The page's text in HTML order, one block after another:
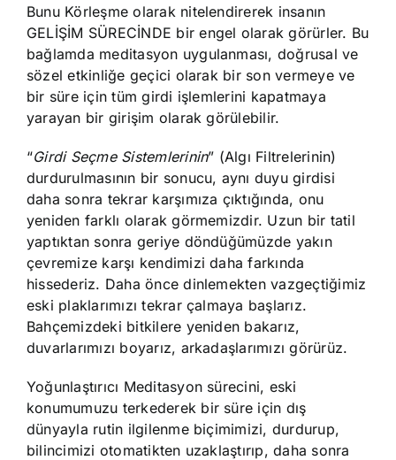
Bunu Körleşme olarak nitelendirerek insanın
GELİŞİM SÜRECİNDE bir engel olarak görürler. Bu
bağlamda meditasyon uygulanması, doğrusal ve
sözel etkinliğe geçici olarak bir son vermeye ve
bir süre için tüm girdi işlemlerini kapatmaya
yarayan bir girişim olarak görülebilir.
“Girdi Seçme Sistemlerinin” (Algı Filtrelerinin)
durdurulmasının bir sonucu, aynı duyu girdisi
daha sonra tekrar karşımıza çıktığında, onu
yeniden farklı olarak görmemizdir. Uzun bir tatil
yaptıktan sonra geriye döndüğümüzde yakın
çevremize karşı kendimizi daha farkında
hissederiz. Daha önce dinlemekten vazgeçtiğimiz
eski plaklarımızı tekrar çalmaya başlarız.
Bahçemizdeki bitkilere yeniden bakarız,
duvarlarımızı boyarız, arkadaşlarımızı görürüz.
Yoğunlaştırıcı Meditasyon sürecini, eski
konumumuzu terkederek bir süre için dış
dünyayla rutin ilgilenme biçimimizi, durdurup,
bilincimizi otomatikten uzaklaştırıp, daha sonra